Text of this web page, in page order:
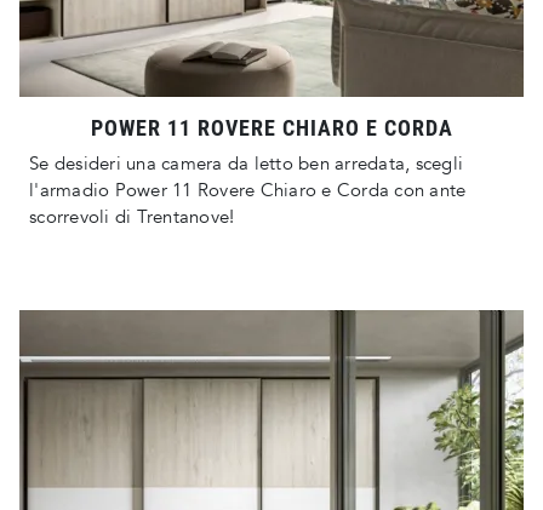
POWER 11 ROVERE CHIARO E CORDA
Se desideri una camera da letto ben arredata, scegli
l'armadio Power 11 Rovere Chiaro e Corda con ante
scorrevoli di Trentanove!